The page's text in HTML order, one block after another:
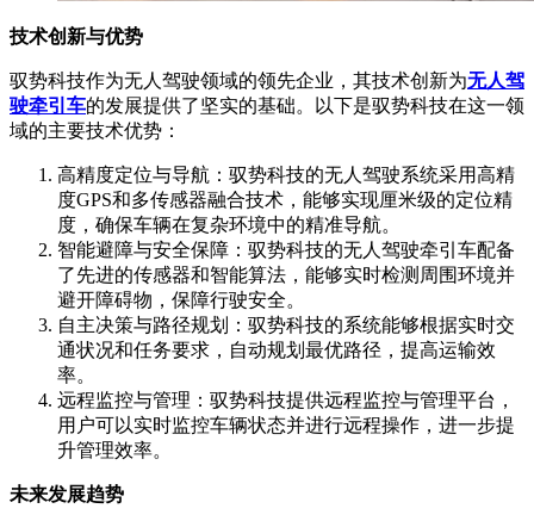
技术创新与优势
驭势科技作为无人驾驶领域的领先企业，其技术创新为无人驾
驶牵引车的发展提供了坚实的基础。以下是驭势科技在这一领
域的主要技术优势：
高精度定位与导航：驭势科技的无人驾驶系统采用高精
度GPS和多传感器融合技术，能够实现厘米级的定位精
度，确保车辆在复杂环境中的精准导航。
智能避障与安全保障：驭势科技的无人驾驶牵引车配备
了先进的传感器和智能算法，能够实时检测周围环境并
避开障碍物，保障行驶安全。
自主决策与路径规划：驭势科技的系统能够根据实时交
通状况和任务要求，自动规划最优路径，提高运输效
率。
远程监控与管理：驭势科技提供远程监控与管理平台，
用户可以实时监控车辆状态并进行远程操作，进一步提
升管理效率。
未来发展趋势